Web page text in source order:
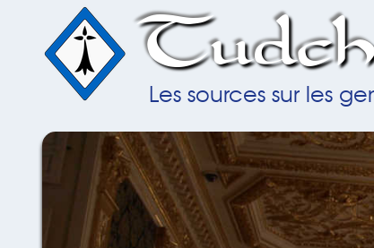
Les sources sur les